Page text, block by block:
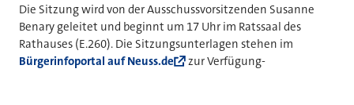
Die Sitzung wird von der Ausschussvorsitzenden Susanne
Benary geleitet und beginnt um 17 Uhr im Ratssaal des
Rathauses (E.260). Die Sitzungsunterlagen stehen im
Bürgerinfoportal auf Neuss.de
zur Verfügung-